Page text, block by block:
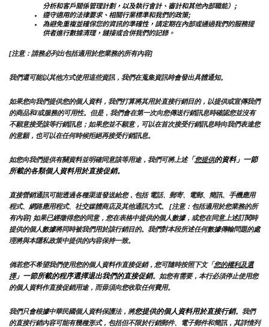
分析和客戶關係管理計劃，以及執行會計、審計和其他內部職能）;
遵守適用的法律要求、相關行業標準和我們的政策;
為避免重複並確保您的資訊的準確性，請定期在內部或通過我們的服務提
供者進行數據清理，鏈接或合併我們的記錄。
[注意：請務必列出包括適用於您業務的所有內容]
我們還可能以其他方式使用這些資訊，我們在蒐集資訊時會發出具體通知。
如果您向我們提供您的個人資料，我們打算將其用於直接行銷目的，以提供或宣傳我們
的商品和/或服務的可用性。但是，我們會在第一次向您傳送行銷訊息時確認您並沒有
不願意接受該等行銷訊息；如果您並不願意，可以在首次接受行銷訊息時向我們表達您
的意願，也可以在任何時候拒絕再接受行銷訊息。
如您向我們提供有關資料並明確同意該等用途，我們可將上述「您提供的資料」一節
所載的各類個人資料用於直接促銷。
直接營銷通訊可能透過各種渠道發送給您，包括 電話、郵寄、電郵、簡訊、手機應用
程式、網路應用程式、社交媒體商店及其他通訊方式。 [注意：包括適用於您業務的所
有內容] 如果已經徵得您的同意，您在表格中提供的個人數據，或您在同意上述訂閱時
提供的個人數據將同時被我們用於該行銷目的。我們對本段所述任何數據傳輸問題的處
理將與本隱私政策中提供的內容保持一致。
倘若您不希望我們使用您的個人資料作直接促銷，您可隨時按照下文「您的權利及選
擇」一節所載的程序選擇退出我們的直接促銷。如您有需要，本行必須停止使用您
的個人資料作直接促銷用途，而毋須向您收取任何費用。
我們只會根據中華民國個人資料保護法，將您提供的個人資料用於直接行銷。我們
的直接行銷內容可能有幾種形式，包括但不限於行銷郵件、電子郵件和簡訊，其詳情列